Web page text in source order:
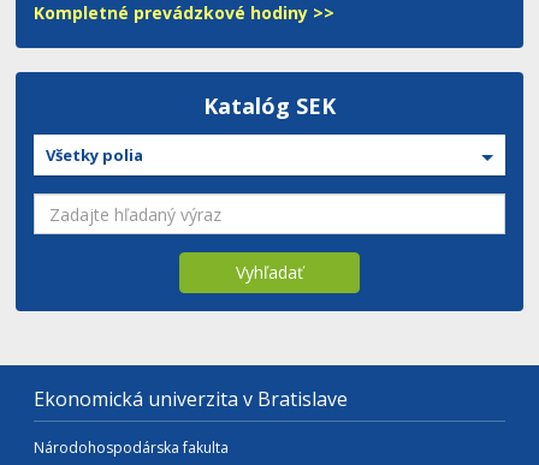
Kompletné prevádzkové hodiny >>
Katalóg SEK
Všetky polia
Vyhľadať
Ekonomická univerzita v Bratislave
Národohospodárska fakulta